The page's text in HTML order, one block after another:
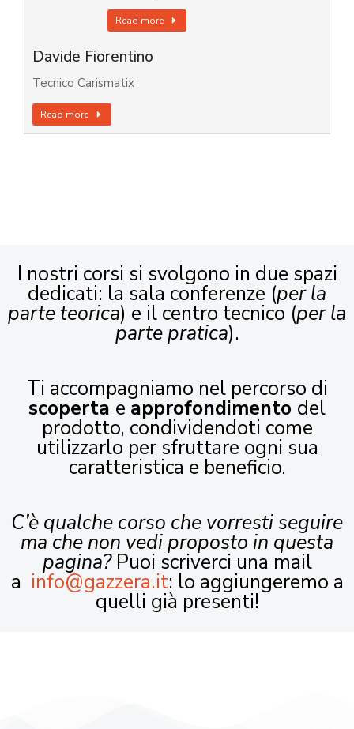
Read more
Davide Fiorentino
Tecnico Carismatix
Read more
I nostri corsi si svolgono in due spazi
dedicati: la sala conferenze (per la
parte teorica) e il centro tecnico (per la
parte pratica).
Ti accompagniamo nel percorso di
scoperta e approfondimento del
prodotto, condividendoti come
utilizzarlo per sfruttare ogni sua
caratteristica e beneficio.
C’è qualche corso che vorresti seguire
ma che non vedi proposto in questa
pagina?Puoi scriverci una mail
a info@gazzera.it: lo aggiungeremo a
quelli già presenti!